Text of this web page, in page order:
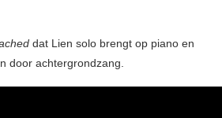
dat Lien solo brengt op piano en
door achtergrondzang.